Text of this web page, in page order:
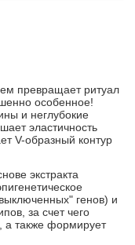
превращает ритуал
особенное!
и неглубокие
эластичность
V-образный контур
экстракта
генов) и
за счет чего
а также формирует